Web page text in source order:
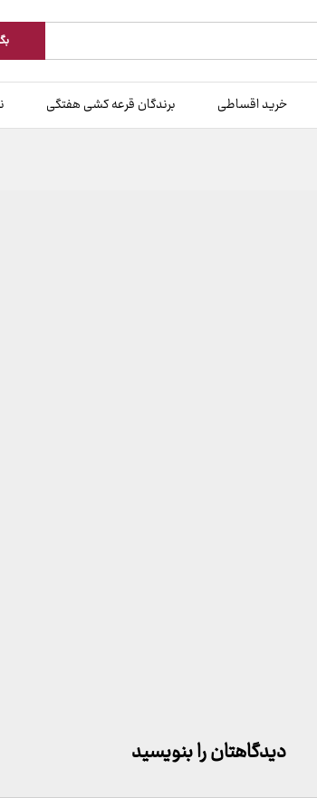
خرید اقساطی برندگان قرعه کشی هفتگی
دیدگاهتان را بنویسید